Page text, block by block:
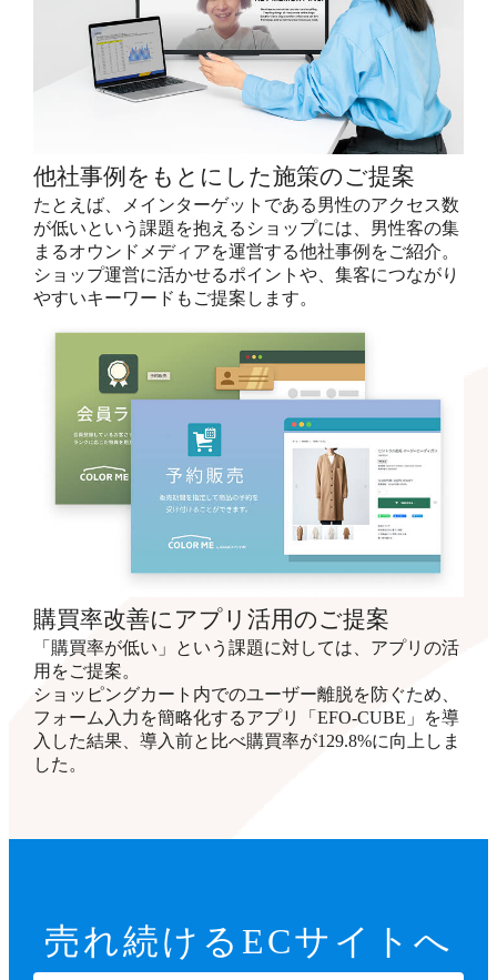
他社事例をもとにした施策のご提案
たとえば、メインターゲットである男性のアクセス数
が低いという課題を抱えるショップには、男性客の集
まるオウンドメディアを運営する他社事例をご紹介。
ショップ運営に活かせるポイントや、集客につながり
やすいキーワードもご提案します。
購買率改善にアプリ活用のご提案
「購買率が低い」という課題に対しては、アプリの活
用をご提案。
ショッピングカート内でのユーザー離脱を防ぐため、
フォーム入力を簡略化するアプリ「EFO-CUBE」を導
入した結果、導入前と比べ購買率が129.8%に向上しま
した。
売れ続ける ECサイトへ